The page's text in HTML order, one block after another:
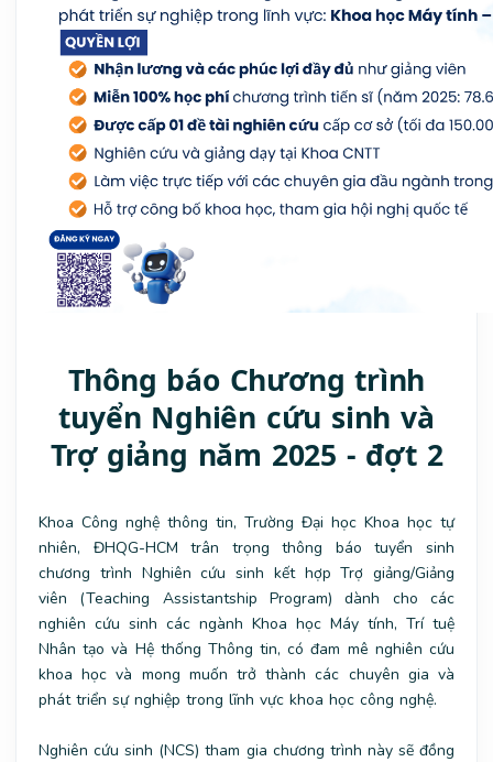
Thông báo Chương trình
tuyển Nghiên cứu sinh và
Trợ giảng năm 2025 - đợt 2
Khoa Công nghệ thông tin, Trường Đại học Khoa học tự
nhiên, ĐHQG-HCM trân trọng thông báo tuyển sinh
chương trình Nghiên cứu sinh kết hợp Trợ giảng/Giảng
viên (Teaching Assistantship Program) dành cho các
nghiên cứu sinh các ngành Khoa học Máy tính, Trí tuệ
Nhân tạo và Hệ thống Thông tin, có đam mê nghiên cứu
khoa học và mong muốn trở thành các chuyên gia và
phát triển sự nghiệp trong lĩnh vực khoa học công nghệ.
Nghiên cứu sinh (NCS) tham gia chương trình này sẽ đồng